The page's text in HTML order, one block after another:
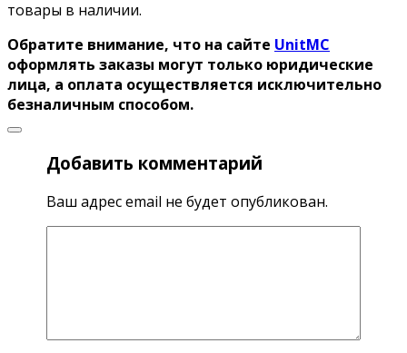
товары в наличии.
Обратите внимание, что на сайте UnitMC
оформлять заказы могут только юридические
лица, а оплата осуществляется исключительно
безналичным способом.
Добавить комментарий
Ваш адрес email не будет опубликован.